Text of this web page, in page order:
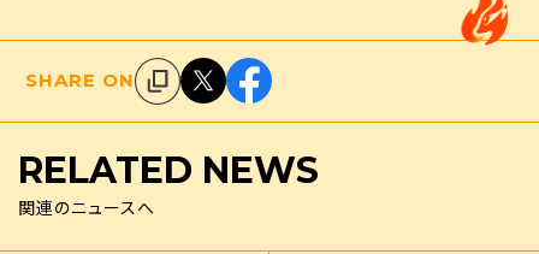
SHARE ON
RELATED NEWS
関連のニュースへ